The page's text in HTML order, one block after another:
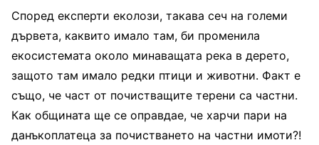
Според експерти еколози, такава сеч на големи
дървета, каквито имало там, би променила
екосистемата около минаващата река в дерето,
защото там имало редки птици и животни. Факт е
също, че част от почистващите терени са частни.
Как общината ще се оправдае, че харчи пари на
данъкоплатеца за почистването на частни имоти?!